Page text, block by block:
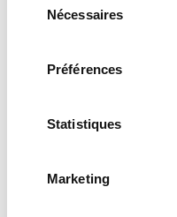
Nécessaires
Préférences
Statistiques
Marketing